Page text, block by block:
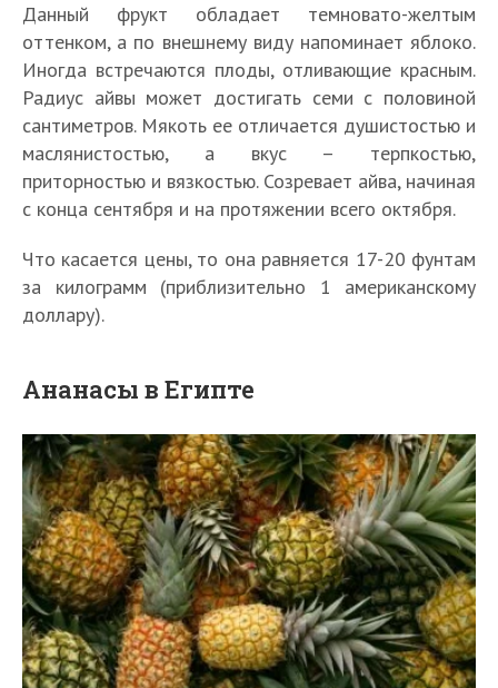
Данный фрукт обладает темновато-желтым
оттенком, а по внешнему виду напоминает яблоко.
Иногда встречаются плоды, отливающие красным.
Радиус айвы может достигать семи с половиной
сантиметров. Мякоть ее отличается душистостью и
маслянистостью, а вкус – терпкостью,
приторностью и вязкостью. Созревает айва, начиная
с конца сентября и на протяжении всего октября.
Что касается цены, то она равняется 17-20 фунтам
за килограмм (приблизительно 1 американскому
доллару).
Ананасы в Египте